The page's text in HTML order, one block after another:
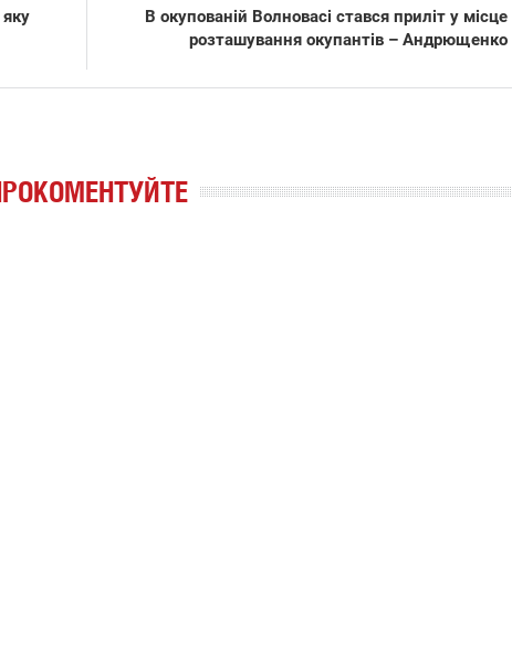
яку
В окупованій Волновасі стався приліт у місце
розташування окупантів – Андрющенко